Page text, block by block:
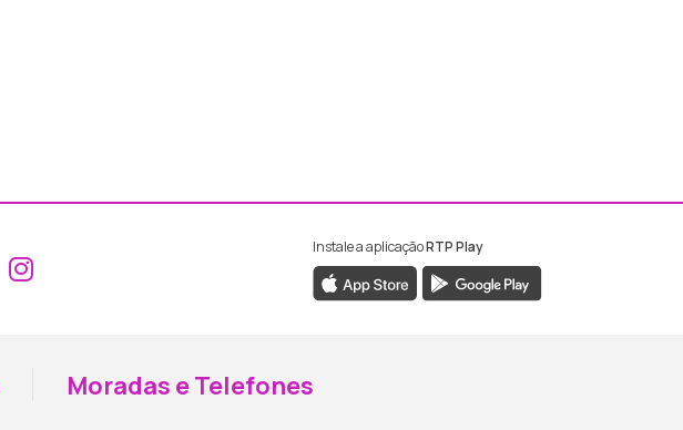
Aceder ao Facebook da RTP Madeira
Aceder ao Instagram da RTP Madeira
Instale a aplicaçãoRTP Play
Moradas e Telefones